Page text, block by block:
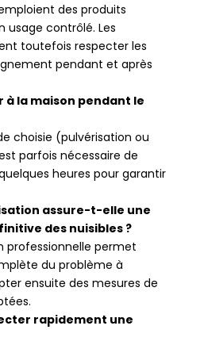
des produits
usage contrôlé. Les
toutefois respecter les
pendant et après
la maison pendant le
choisie (pulvérisation ou
parfois nécessaire de
heures pour garantir
assure-t-elle une
des nuisibles ?
professionnelle permet
du problème à
ensuite des mesures de
rapidement une